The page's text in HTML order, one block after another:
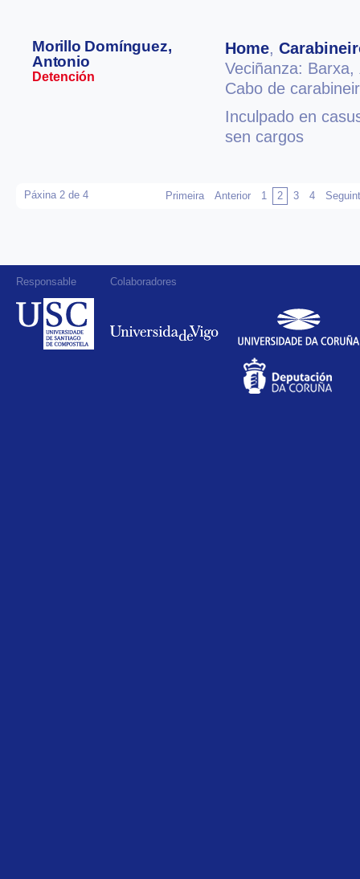
Morillo Domínguez,
Antonio
Detención
Home,
Veciñanza: Barxa,
Cabo de
Inculpado en
sen cargos
Páxina 2 de 4 Primeira Anterior 1 2 3 4
Responsable Colaboradores